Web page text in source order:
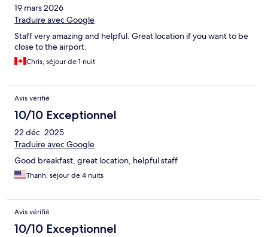
19 mars 2026
Traduire avec Google
Staff very amazing and helpful. Great location if you want to be
close to the airport.
Chris, séjour de 1 nuit
Avis vérifié
10/10 Exceptionnel
22 déc. 2025
Traduire avec Google
Good breakfast, great location, helpful staff
Thanh, séjour de 4 nuits
Avis vérifié
10/10 Exceptionnel